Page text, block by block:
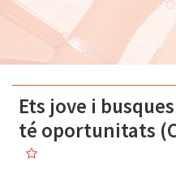
Ets jove i
té oportunitats